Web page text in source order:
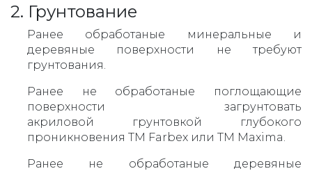
2. Грунтование
Ранее обработаные минеральные и
деревяные поверхности не требуют
грунтования.
Ранее не обработаные поглощающие
поверхности загрунтовать
акриловой грунтовкой глубокого
проникновения ТМ Farbex или TM Maxima.
Ранее не обработаные деревяные